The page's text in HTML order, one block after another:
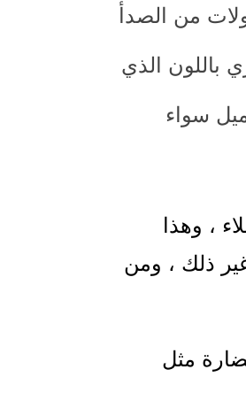
من الصدأ
باللون الذي
سواء
، وهذا
ذلك ، ومن
مثل